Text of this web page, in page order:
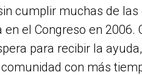
cumplir muchas de
en el Congreso en
para recibir la
con más